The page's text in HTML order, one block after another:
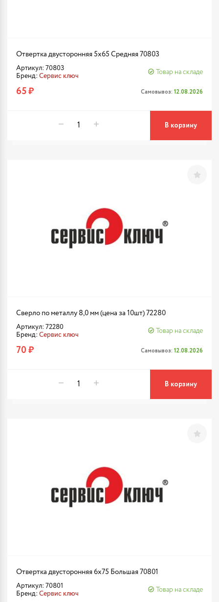
Отвертка двусторонняя 5х65 Средняя 70803
Артикул: 70803
Бренд: Сервис ключ
Товар на складе
65 ₽ Самовывоз: 12.08.2026
В корзину
Сверло по металлу 8,0 мм (цена за 10шт) 72280
Артикул: 72280
Бренд: Сервис ключ
Товар на складе
70 ₽ Самовывоз: 12.08.2026
В корзину
Отвертка двусторонняя 6х75 Большая 70801
Артикул: 70801
Бренд: Сервис ключ
Товар на складе